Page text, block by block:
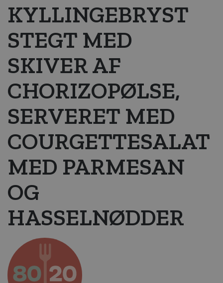
KYLLINGEBRYST
STEGT MED
SKIVER AF
CHORIZOPØLSE,
SERVERET MED
COURGETTESALAT
MED PARMESAN
OG
HASSELNØDDER